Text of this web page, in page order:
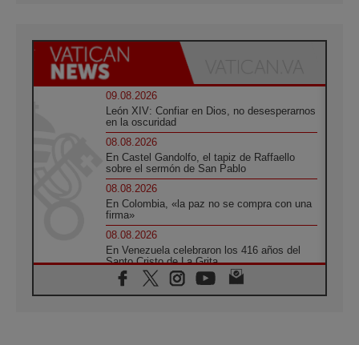
09.08.2026
León XIV: Confiar en Dios, no desesperarnos
en la oscuridad
08.08.2026
En Castel Gandolfo, el tapiz de Raffaello
sobre el sermón de San Pablo
08.08.2026
En Colombia, «la paz no se compra con una
firma»
08.08.2026
En Venezuela celebraron los 416 años del
Santo Cristo de La Grita
08.08.2026
El Papa: en Santa Ágata contemplamos la